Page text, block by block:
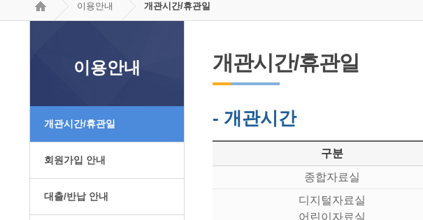
이용안내 개관시간/휴관일
이용안내
개관시간/휴관일
회원가입 안내
대출/반납 안내
개관시간/휴관일
- 개관시간
구분
종합자료실
디지털자료실
어린이자료실